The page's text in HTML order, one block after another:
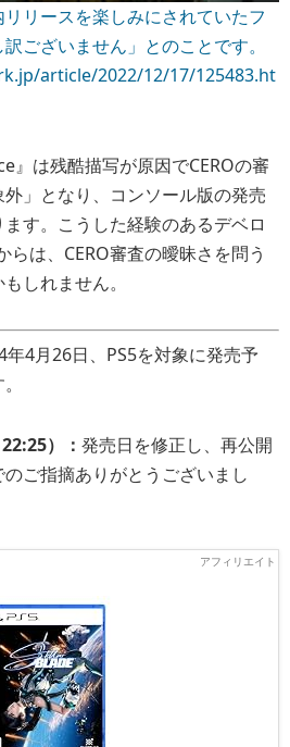
リリースを楽しみにされていたフ
ございません」とのことです。
article/2022/12/17/125483.ht
』は残酷描写が原因でCEROの審
」となり、コンソール版の発売
す。こうした経験のあるデベロ
は、CERO審査の曖昧さを問う
しれません。
年4月26日、PS5を対象に発売予
）： 発売日を修正し、再公開
ご指摘ありがとうございまし